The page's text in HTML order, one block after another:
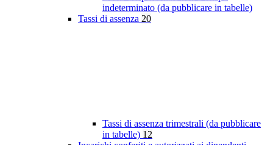
indeterminato (da pubblicare in tabelle)
Tassi di assenza 20
Tassi di assenza trimestrali (da pubblicare
in tabelle) 12